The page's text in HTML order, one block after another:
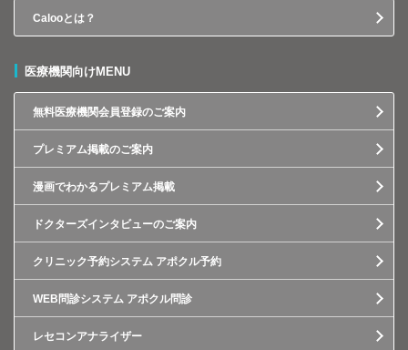
Calooとは？
医療機関向けMENU
無料医療機関会員登録のご案内
プレミアム掲載のご案内
漫画でわかるプレミアム掲載
ドクターズインタビューのご案内
クリニック予約システム アポクル予約
WEB問診システム アポクル問診
レセコンアナライザー